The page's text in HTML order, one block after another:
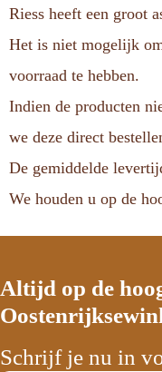
Riess heeft een groot
Het is niet mogelijk
voorraad te hebben.
Indien de producten
we deze direct
De gemiddelde
We houden u op de
Altijd op de
Schrijf je nu in